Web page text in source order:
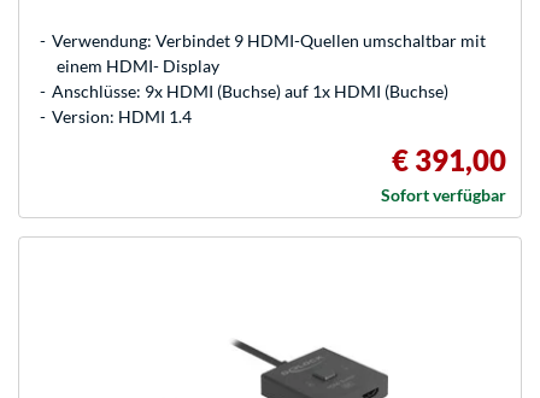
Verwendung: Verbindet 9 HDMI-Quellen umschaltbar mit
einem HDMI- Display
Anschlüsse: 9x HDMI (Buchse) auf 1x HDMI (Buchse)
Version: HDMI 1.4
€ 391,00
Sofort verfügbar